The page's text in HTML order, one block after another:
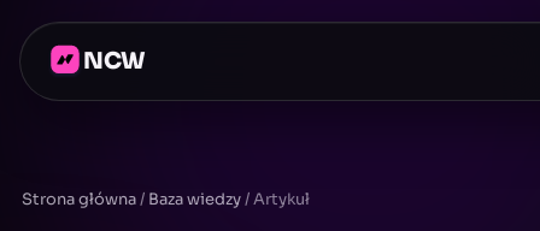
NCW
Strona główna/ Baza wiedzy/Artykuł